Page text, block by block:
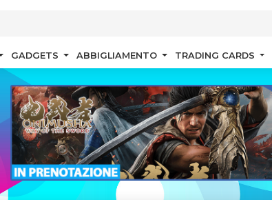
GADGETS ABBIGLIAMENTO TRADING CARDS